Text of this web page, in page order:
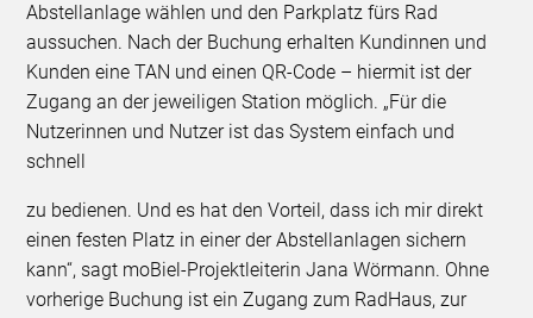
Abstellanlage wählen und den Parkplatz fürs Rad
aussuchen. Nach der Buchung erhalten Kundinnen und
Kunden eine TAN und einen QR-Code – hiermit ist der
Zugang an der jeweiligen Station möglich. „Für die
Nutzerinnen und Nutzer ist das System einfach und
schnell
zu bedienen. Und es hat den Vorteil, dass ich mir direkt
einen festen Platz in einer der Abstellanlagen sichern
kann“, sagt moBiel-Projektleiterin Jana Wörmann. Ohne
vorherige Buchung ist ein Zugang zum RadHaus, zur